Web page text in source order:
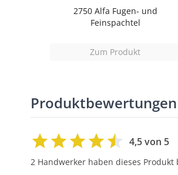
2750 Alfa Fugen- und
Feinspachtel
Zum Produkt
Produktbewertungen
4,5 von 5
2 Handwerker haben dieses Produkt